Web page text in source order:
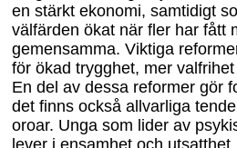
en stärkt ekonomi, samtidigt
välfärden ökat när fler har fått
gemensamma. Viktiga
för ökad trygghet, mer
En del av dessa reformer gör
det finns också allvarliga
oroar. Unga som lider av
lever i ensamhet och